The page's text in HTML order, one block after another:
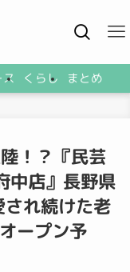
くらし まとめ
！？『民芸
中店』長野県
れ続けた老
ープン予